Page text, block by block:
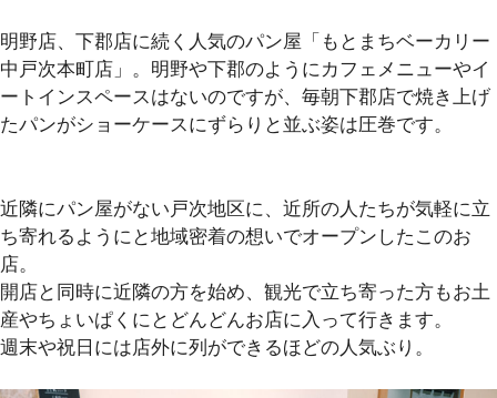
明野店、下郡店に続く人気のパン屋「もとまちベーカリー
中戸次本町店」。明野や下郡のようにカフェメニューやイ
ートインスペースはないのですが、毎朝下郡店で焼き上げ
たパンがショーケースにずらりと並ぶ姿は圧巻です。
近隣にパン屋がない戸次地区に、近所の人たちが気軽に立
ち寄れるようにと地域密着の想いでオープンしたこのお
店。
開店と同時に近隣の方を始め、観光で立ち寄った方もお土
産やちょいぱくにとどんどんお店に入って行きます。
週末や祝日には店外に列ができるほどの人気ぶり。